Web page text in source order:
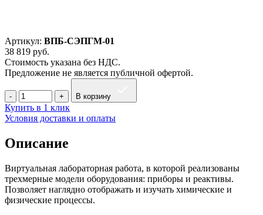
Артикул: ВПБ-СЭПГМ-01
38 819 руб.
Стоимость указана без НДС.
Предложение не является публичной офертой.
В корзину
Купить в 1 клик
Условия доставки и оплаты
Описание
Виртуальная лабораторная работа, в которой реализованы
трехмерные модели оборудования: приборы и реактивы.
Позволяет наглядно отображать и изучать химические и
физические процессы.